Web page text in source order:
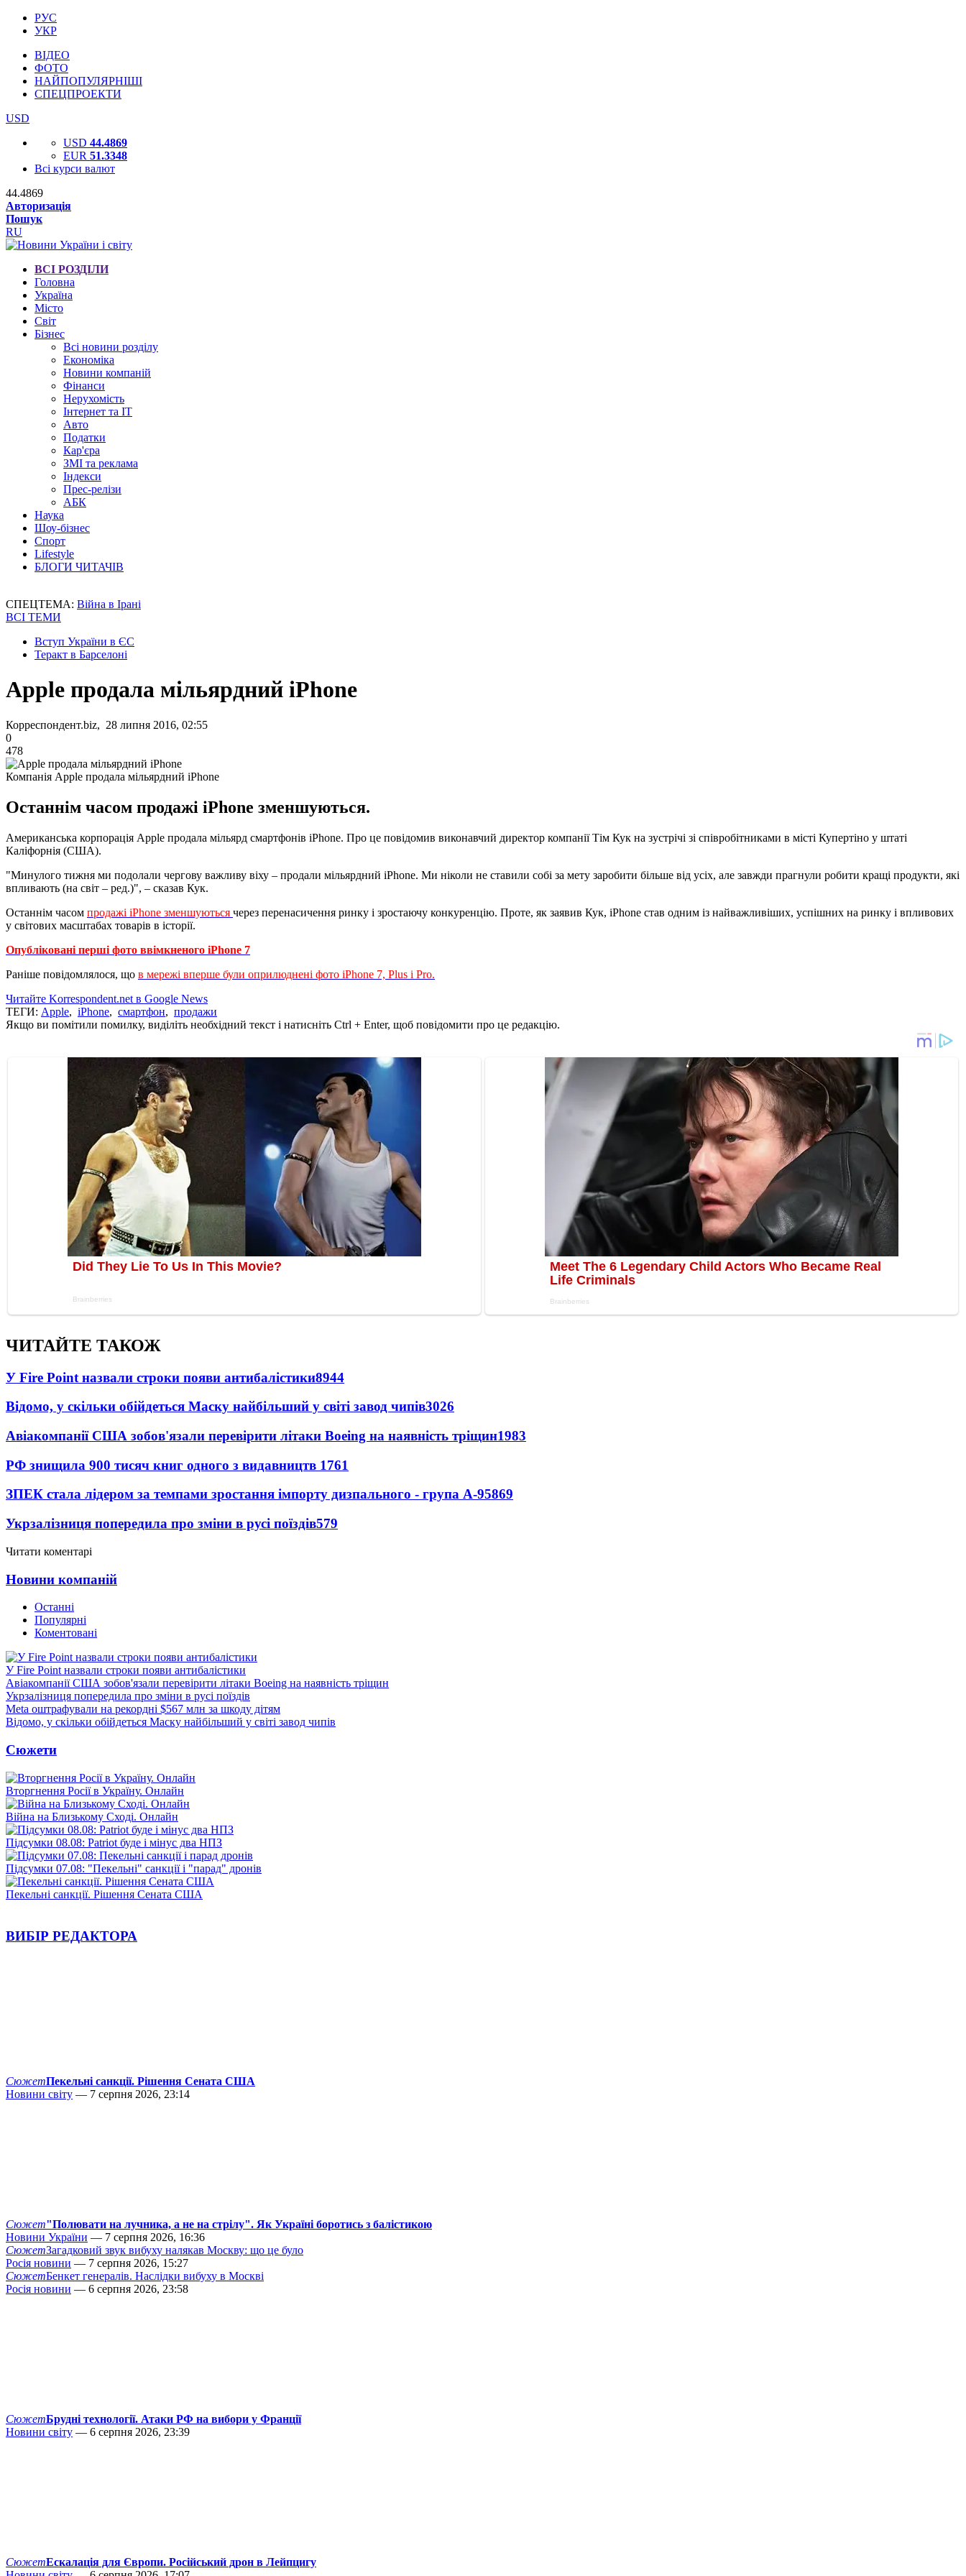
РУС
УКР
ВІДЕО
ФОТО
НАЙПОПУЛЯРНІШІ
СПЕЦПРОЕКТИ
USD
USD 44.4869
EUR 51.3348
Всі курси валют
44.4869
Авторизація
Пошук
RU
ВСІ РОЗДІЛИ
Головна
Україна
Місто
Світ
Бізнес
Всі новини розділу
Економіка
Новини компаній
Фінанси
Нерухомість
Інтернет та IT
Авто
Податки
Кар'єра
ЗМІ та реклама
Індекси
Прес-релізи
АБК
Наука
Шоу-бізнес
Спорт
Lifestyle
БЛОГИ ЧИТАЧІВ
СПЕЦТЕМА: Війна в Ірані
ВСІ ТЕМИ
Вступ України в ЄС
Теракт в Барселоні
Apple продала мільярдний iPhone
Корреспондент.biz, 28 липня 2016, 02:55
0
478
Компанія Apple продала мільярдний iPhone
Останнім часом продажі iPhone зменшуються.
Американська корпорація Apple продала мільярд смартфонів iPhone. Про це повідомив виконавчий директор компанії Тім Кук на зустрічі зі співробітниками в місті Купертіно у штаті
Каліфорнія (США).
"Минулого тижня ми подолали чергову важливу віху – продали мільярдний iPhone. Ми ніколи не ставили собі за мету заробити більше від усіх, але завжди прагнули робити кращі продукти, які
впливають (на світ – ред.)", – сказав Кук.
Останнім часом продажі iPhone зменшуються через перенасичення ринку і зростаючу конкуренцію. Проте, як заявив Кук, iPhone став одним із найважливіших, успішних на ринку і впливових
у світових масштабах товарів в історії.
Опубліковані перші фото ввімкненого iPhone 7
Раніше повідомлялося, що в мережі вперше були оприлюднені фото iPhone 7, Plus і Pro.
Читайте Korrespondent.net в Google News
ТЕГИ: Apple, iPhone, смартфон, продажи
Якщо ви помітили помилку, виділіть необхідний текст і натисніть Ctrl + Enter, щоб повідомити про це редакцію.
ЧИТАЙТЕ ТАКОЖ
У Fire Point назвали строки появи антибалістики8944
Відомо, у скільки обійдеться Маску найбільший у світі завод чипів3026
Авіакомпанії США зобов'язали перевірити літаки Boeing на наявність тріщин1983
РФ знищила 900 тисяч книг одного з видавництв 1761
ЗПЕК стала лідером за темпами зростання імпорту дизпального - група А-95869
Укрзалізниця попередила про зміни в русі поїздів579
Читати коментарі
Новини компаній
Останні
Популярні
Коментовані
У Fire Point назвали строки появи антибалістики
Авіакомпанії США зобов'язали перевірити літаки Boeing на наявність тріщин
Укрзалізниця попередила про зміни в русі поїздів
Meta оштрафували на рекордні $567 млн за шкоду дітям
Відомо, у скільки обійдеться Маску найбільший у світі завод чипів
Сюжети
Вторгнення Росії в Україну. Онлайн
Війна на Близькому Сході. Онлайн
Підсумки 08.08: Patriot буде і мінус два НПЗ
Підсумки 07.08: "Пекельні" санкції і "парад" дронів
Пекельні санкції. Рішення Сената США
ВИБІР РЕДАКТОРА
СюжетПекельні санкції. Рішення Сената США
Новини світу — 7 серпня 2026, 23:14
Сюжет"Полювати на лучника, а не на стрілу". Як Україні боротись з балістикою
Новини України — 7 серпня 2026, 16:36
СюжетЗагадковий звук вибуху налякав Москву: що це було
Росія новини — 7 серпня 2026, 15:27
СюжетБенкет генералів. Наслідки вибуху в Москві
Росія новини — 6 серпня 2026, 23:58
СюжетБрудні технології. Атаки РФ на вибори у Франції
Новини світу — 6 серпня 2026, 23:39
СюжетЕскалація для Європи. Російський дрон в Лейпцигу